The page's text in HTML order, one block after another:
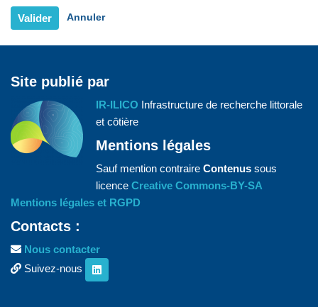
Valider Annuler
Site publié par
IR-ILICO Infrastructure de recherche littorale
et côtière
Mentions légales
Sauf mention contraire Contenus sous
licence Creative Commons-BY-SA
Mentions légales et RGPD
Contacts :
Nous contacter
Suivez-nous